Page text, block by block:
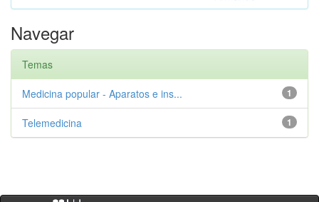
Navegar
Temas
1
Medicina popular - Aparatos e ins...
1
Telemedicina